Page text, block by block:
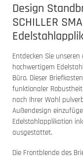
Design
SCHILLER
Entdecken Sie
hochwertigem
Büro. Dieser
funktionaler
nach Ihrer Wahl
Außendesign
Edelstahlapplikation
ausgestattet.
Die Frontblende des